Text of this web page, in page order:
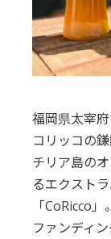
福岡県太宰
コリッコの
チリア島の
るエクスト
「CoRicco
ファンディ